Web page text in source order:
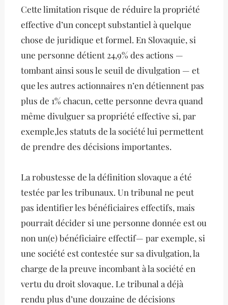
Cette limitation risque de réduire la propriété
effective d’un concept substantiel à quelque
chose de juridique et formel. En Slovaquie, si
une personne détient 24,9% des actions —
tombant ainsi sous le seuil de divulgation — et
que les autres actionnaires n’en détiennent pas
plus de 1% chacun, cette personne devra quand
même divulguer sa propriété effective si, par
exemple,les statuts de la société lui permettent
de prendre des décisions importantes.
La robustesse de la définition slovaque a été
testée par les tribunaux. Un tribunal ne peut
pas identifier les bénéficiaires effectifs, mais
pourrait décider si une personne donnée est ou
non un(e) bénéficiaire effectif— par exemple, si
une société est contestée sur sa divulgation, la
charge de la preuve incombant à la société en
vertu du droit slovaque. Le tribunal a déjà
rendu plus d’une douzaine de décisions